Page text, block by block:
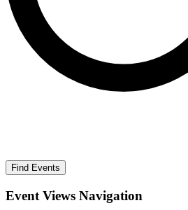
Find Events
Event Views Navigation